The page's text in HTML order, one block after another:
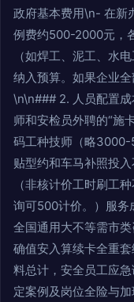
政府基本费用\n- 在新
例费约500-2000元，
（如焊工、泥工、水
纳入预算。如果企业全
\n\n### 2. 人员配置
师和安检员外聘的“施
码工种技师（略
贴型约和车马补照投
（非核计价工时刷工
询可500计价。）服务
全国通用大不等需市
确值安入算续卡全重
料总计，安全员工应
定案例及岗位全险与